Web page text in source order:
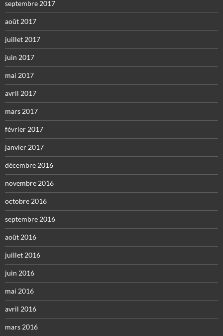
septembre 2017
août 2017
juillet 2017
juin 2017
mai 2017
avril 2017
mars 2017
février 2017
janvier 2017
décembre 2016
novembre 2016
octobre 2016
septembre 2016
août 2016
juillet 2016
juin 2016
mai 2016
avril 2016
mars 2016